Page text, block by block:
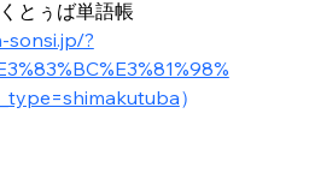
とぅば単語帳
sonsi.jp/?
）